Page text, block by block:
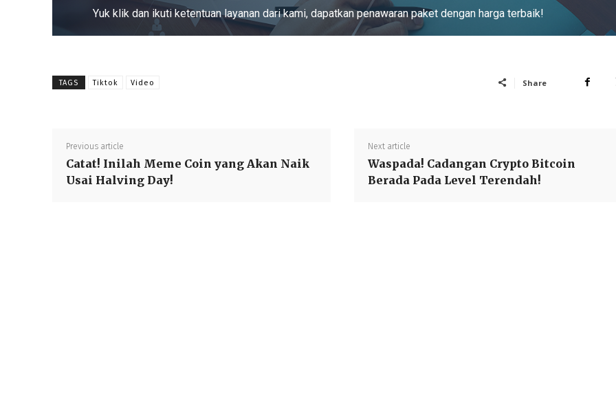
Yuk klik dan ikuti ketentuan layanan dari kami, dapatkan penawaran paket dengan harga terbaik!
TAGS Tiktok Video Share
Previous article
Catat! Inilah Meme Coin yang Akan Naik
Usai Halving Day!
Next article
Waspada! Cadangan Crypto Bitcoin
Berada Pada Level Terendah!